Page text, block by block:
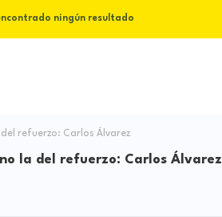
ningún resultado
refuerzo: Carlos Álvarez
la del refuerzo: Carlos Álvarez